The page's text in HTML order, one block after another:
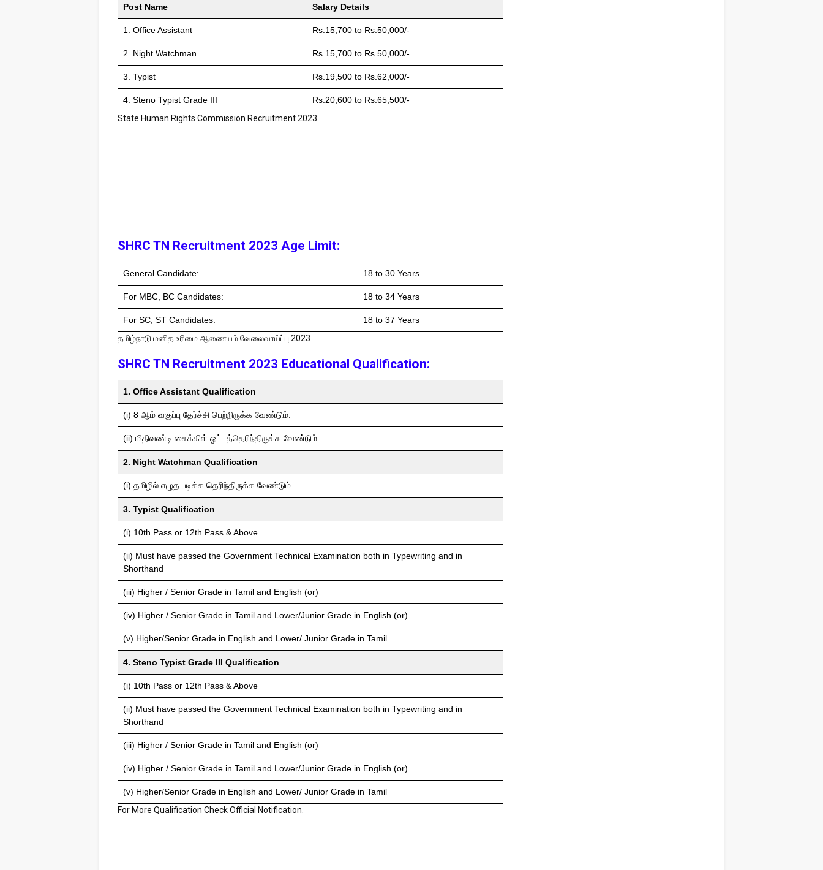
Post Name Salary Details
1. Office Assistant Rs.15,700 to Rs.50,000/-
2. Night Watchman Rs.15,700 to Rs.50,000/-
3. Typist Rs.19,500 to Rs.62,000/-
4. Steno Typist Grade III
Rs.20,600 to Rs.65,500/-
State Human Rights Commission Recruitment 2023
SHRC TN Recruitment 2023 Age Limit:
General Candidate: 18 to 30 Years
For MBC, BC Candidates: 18 to 34 Years
For SC, ST Candidates:
18 to 37 Years
தமிழ்நாடு மனித​ உரிமை ஆணையம் வேலைவாய்ப்பு 2023
SHRC TN Recruitment 2023 Educational Qualification:
1. Office Assistant Qualification
(i) 8 ஆம் வகுப்பு தேர்ச்சி பெற்றிருக்க​ வேண்டும்.
(ii) மிதிவண்டி சைக்கிள் ஓட்டத்தெரிந்திருக்க வேண்டும்​
2. Night Watchman Qualification
(i) தமிழில் எழுத​ படிக்க​ தெரிந்திருக்க​ வேண்டும்
3. Typist Qualification
(i) 10th Pass or 12th Pass & Above
(ii) Must have passed the Government Technical Examination both in Typewriting and in
Shorthand
(iii) Higher / Senior Grade in Tamil and English (or)
(iv) Higher / Senior Grade in Tamil and Lower/Junior Grade in English (or)
(v) Higher/Senior Grade in English and Lower/ Junior Grade in Tamil
4. Steno Typist Grade III Qualification
(i) 10th Pass or 12th Pass & Above
(ii) Must have passed the Government Technical Examination both in Typewriting and in
Shorthand
(iii) Higher / Senior Grade in Tamil and English (or)
(iv) Higher / Senior Grade in Tamil and Lower/Junior Grade in English (or)
(v) Higher/Senior Grade in English and Lower/ Junior Grade in Tamil
For More Qualification Check Official Notification.